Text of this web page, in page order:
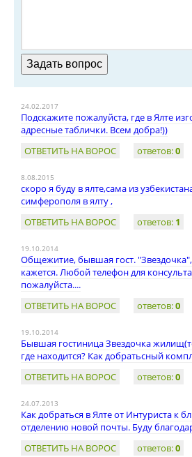
24.02.2017
Подскажите пожалуйста, где в Ялте
адресные таблички. Всем добра!))
ОТВЕТИТЬ НА ВОРОС
ответов:0
8.08.2015
скоро я буду в ялте,сама из
симферополя в ялту ,
ОТВЕТИТЬ НА ВОРОС
ответов: 1
19.10.2014
Общежитие, бывшая гост. "Звездочка",
кажется. Любой телефон для
пожалуйста....
ОТВЕТИТЬ НА ВОРОС
ответов:0
19.10.2014
Бывшая гостиница Звездочка
где находится? Как добратьсный
ОТВЕТИТЬ НА ВОРОС
ответов:0
24.07.2013
Как добраться в Ялте от Интуриста к
отделению новой почты. Буду
ОТВЕТИТЬ НА ВОРОС
ответов:0